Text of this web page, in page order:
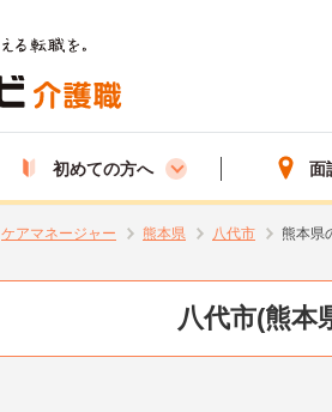
初めての方へ 面
ケアマネージャー 熊本県 八代市 熊本県
八代市(熊本